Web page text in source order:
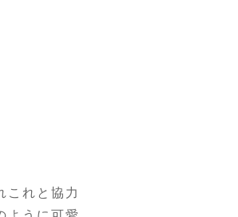
これと協力